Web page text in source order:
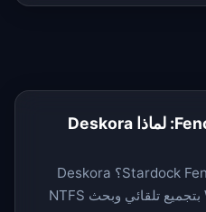
أفضل بديل مجاني لـ Fences: لماذا Deskora
تبحث عن بديل مجاني لـ Stardock Fences؟ Deskora
ينظّم سطح مكتب Windows بتجميع تلقائي وبحث NTFS